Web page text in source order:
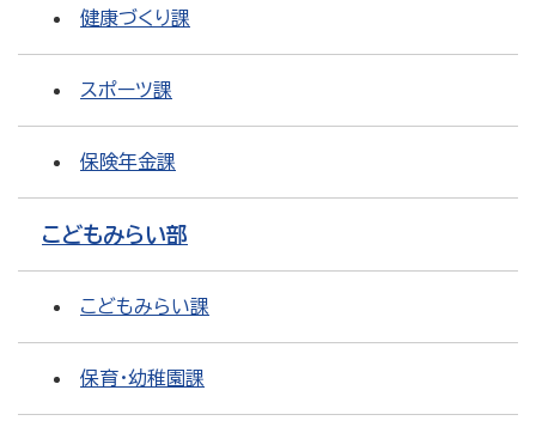
健康づくり課
スポーツ課
保険年金課
こどもみらい部
こどもみらい課
保育・幼稚園課